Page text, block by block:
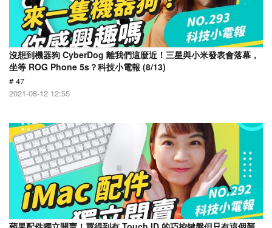
沒想到機器狗 CyberDog 離我們這麼近！三星與小米發表會落幕，
坐等 ROG Phone 5s？科技小電報 (8/13)
# 47
2021-08-12 12:55